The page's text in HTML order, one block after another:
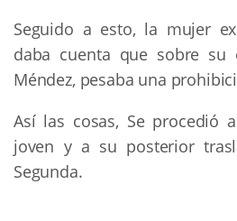
Seguido a esto, la mujer
daba cuenta que sobre su
Méndez, pesaba una
Así las cosas, Se procedió
joven y a su posterior
Segunda.